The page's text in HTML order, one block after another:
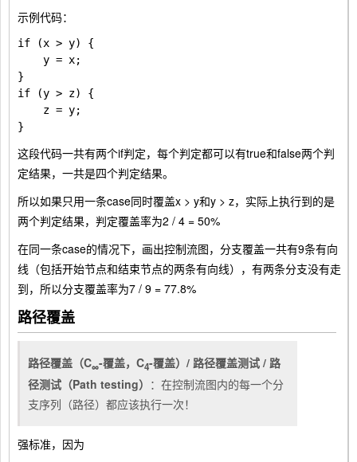
示例代码：
if (x > y) {
    y = x;
}
if (y > z) {
    z = y;
这段代码一共有两个if判定，每个判定都可以有true和false两个判
定结果，一共是四个判定结果。
所以如果只用一条case同时覆盖x > y和y > z，实际上执行到的是
两个判定结果，判定覆盖率为2 / 4 = 50%
在同一条case的情况下，画出控制流图，分支覆盖一共有9条有向
线（包括开始节点和结束节点的两条有向线），有两条分支没有走
到，所以分支覆盖率为7 / 9 = 77.8%
路径覆盖
路径覆盖（C∞-覆盖，C4-覆盖）/ 路径覆盖测试 / 路
径测试（Path testing） ：在控制流图内的每一个分
支序列（路径）都应该执行一次！
强标准，因为